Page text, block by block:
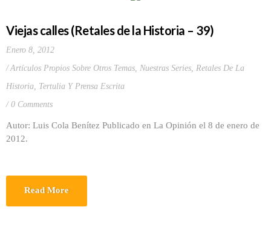
Viejas calles (Retales de la Historia – 39)
Enero 8, 2012
Artículos Propios Sobre Otros Temas, Nuestras Series, Retales De La
Historia, Tertulia Y Prensa Escrita
0 Comments
Autor: Luis Cola Benítez Publicado en La Opinión el 8 de enero de
2012.
Read More